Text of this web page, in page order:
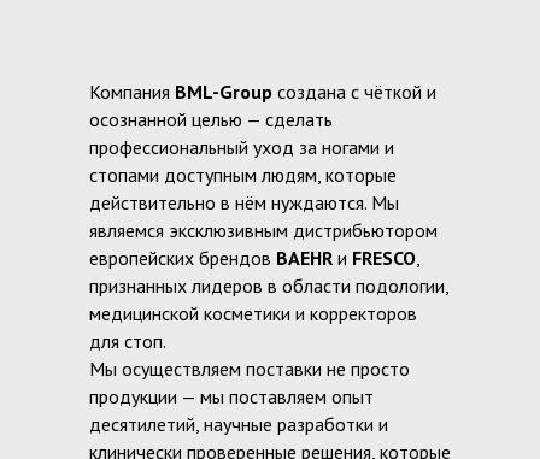
Компания BML-Group создана с чёткой и
осознанной целью — сделать
профессиональный уход за ногами и
стопами доступным людям, которые
действительно в нём нуждаются. Мы
являемся эксклюзивным дистрибьютором
европейских брендов BAEHR и FRESCO,
признанных лидеров в области подологии,
медицинской косметики и корректоров
для стоп.
Мы осуществляем поставки не просто
продукции — мы поставляем опыт
десятилетий, научные разработки и
клинически проверенные решения, которые